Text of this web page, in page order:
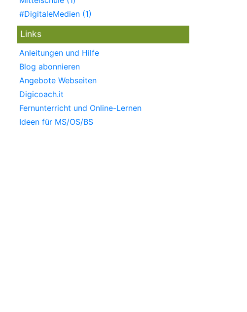
#DigitaleMedien (1)
Links
Anleitungen und Hilfe
Blog abonnieren
Angebote Webseiten
Digicoach.it
Fernunterricht und Online-Lernen
Ideen für MS/OS/BS